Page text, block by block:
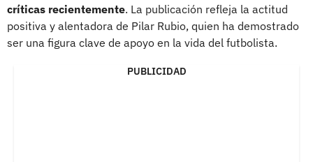
críticas recientemente. La publicación refleja la actitud
positiva y alentadora de Pilar Rubio, quien ha demostrado
ser una figura clave de apoyo en la vida del futbolista.
PUBLICIDAD